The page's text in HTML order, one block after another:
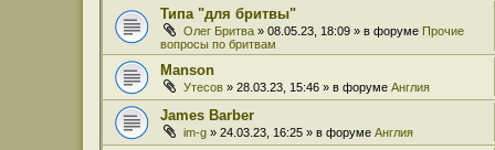
Типа "для бритвы"
Олег Бритва » 08.05.23, 18:09 » в форуме Прочие
вопросы по бритвам
Manson
Утесов » 28.03.23, 15:46 » в форуме Англия
James Barber
im-g » 24.03.23, 16:25 » в форуме Англия